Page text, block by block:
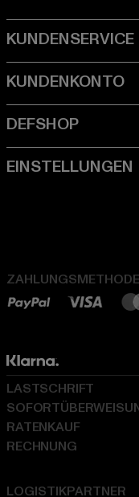
LOGISTIKPARTNER
LASTSCHRIFT
RATENKAUF
RECHNUNG